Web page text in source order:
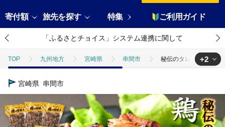
寄付額 旅先を探す 特集 ご利用ガイド
「ふるさとチョイス」システム連携に関して
TOP 九州地方 宮崎県 串間市 秘伝のタレ仕込み鶏の
TOP
秘伝のタレ仕込み鶏の網焼き 1.05kg（
+2
宮崎県 串間市